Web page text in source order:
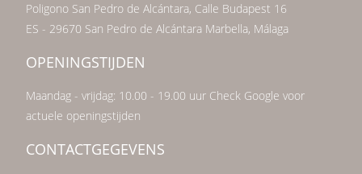
Poligono San Pedro de Alcántara, Calle Budapest 16
ES - 29670 San Pedro de Alcántara Marbella, Málaga
OPENINGSTIJDEN
Maandag - vrijdag: 10.00 - 19.00 uur Check Google voor
actuele openingstijden
CONTACTGEGEVENS